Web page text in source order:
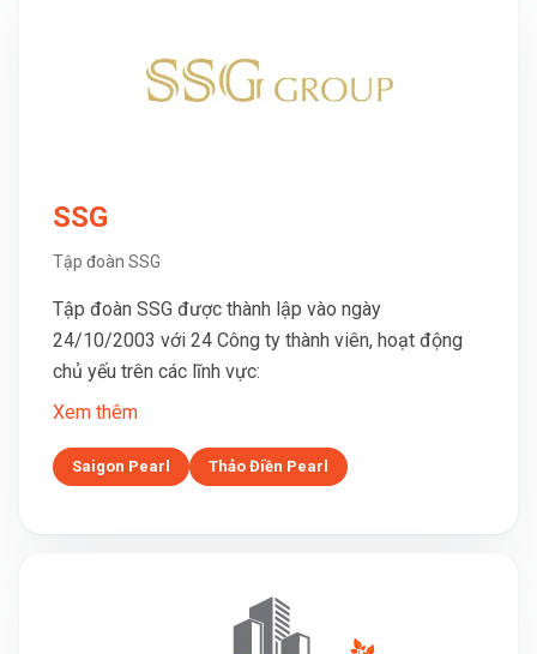
SSG
Tập đoàn SSG
Tập đoàn SSG được thành lập vào ngày
24/10/2003 với 24 Công ty thành viên, hoạt động
chủ yếu trên các lĩnh vực:
Xem thêm
Saigon Pearl Thảo Điền Pearl